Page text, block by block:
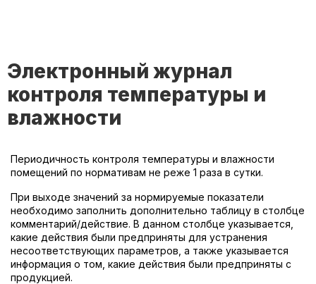
Электронный журнал
контроля температуры и
влажности
Периодичность контроля температуры и влажности
помещений по нормативам не реже 1 раза в сутки.
При выходе значений за нормируемые показатели
необходимо заполнить дополнительно таблицу в столбце
комментарий/действие. В данном столбце указывается,
какие действия были предприняты для устранения
несоответствующих параметров, а также указывается
информация о том, какие действия были предприняты с
продукцией.